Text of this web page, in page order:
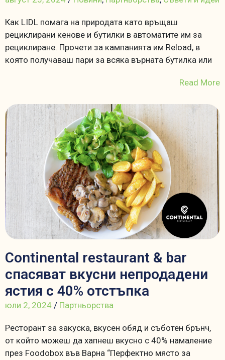
Как LIDL помага на природата като връщаш
рециклирани кенове и бутилки в автоматите им за
рециклиране. Прочети за кампанията им Reload, в
която получаваш пари за всяка върната бутилка или
Read More
Continental restaurant & bar
спасяват вкусни непродадени
ястия с 40% отстъпка
юли 2, 2024 / Партньорства
Ресторант за закуска, вкусен обяд и съботен брънч,
от който можеш да хапнеш вкусно с 40% намаление
през Foodobox във Варна “Перфектно място за